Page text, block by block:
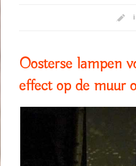
Oosterse lampen
effect op de muur